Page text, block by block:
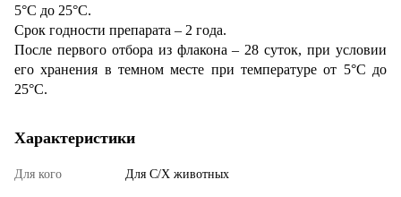
5°С до 25°С.
Срок годности препарата – 2 года.
После первого отбора из флакона – 28 суток, при условии
его хранения в темном месте при температуре от 5°С до
25°С.
Характеристики
Для кого Для С/Х животных